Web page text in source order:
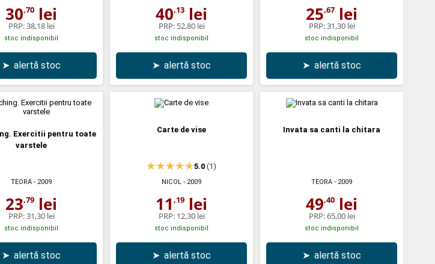
30,70 lei
PRP:38,18 lei
stoc indisponibil
➤ alertă stoc
40,13 lei
PRP: 52,80 lei
stoc indisponibil
➤ alertă stoc
25,67 lei
PRP:31,30 lei
stoc indisponibil
➤ alertă stoc
Exercitii pentru toate
varstele
TEORA - 2009
23,79 lei
PRP:31,30 lei
stoc indisponibil
➤ alertă stoc
Carte de vise
5.0(1)
NICOL - 2009
11 ,19 lei
PRP: 12,30 lei
stoc indisponibil
➤ alertă stoc
Invata sa canti la chitara
TEORA - 2009
49,40 lei
PRP:65,00 lei
stoc indisponibil
➤ alertă stoc